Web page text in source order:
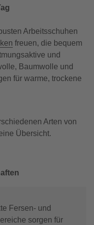
Arbeitsschuhen
freuen, die bequem
und
Baumwolle und
für warme, trockene
Arten von
Übersicht.
Fersen- und
sorgen für